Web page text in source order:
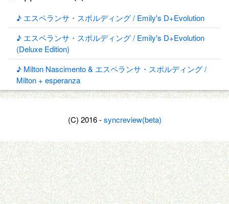
♪ エスペランサ・スポルディング / Emily's D+Evolution
♪ エスペランサ・スポルディング / Emily's D+Evolution
(Deluxe Edition)
♪ Milton Nascimento & エスペランサ・スポルディング /
Milton + esperanza
(C) 2016 -syncreview(beta)